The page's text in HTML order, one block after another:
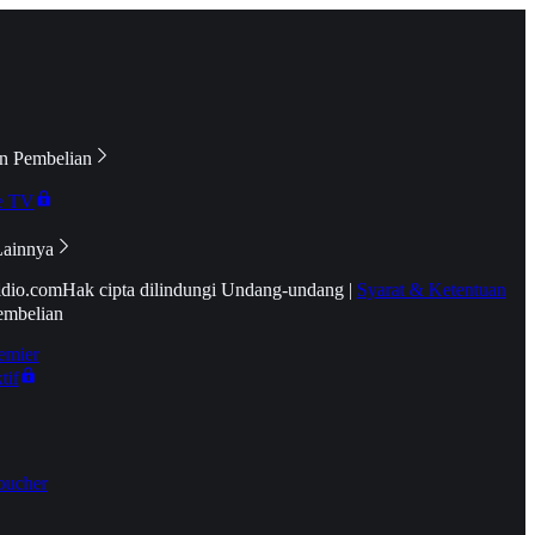
Pembelian
TV
Hak cipta dilindungi Undang-undang | Syarat & Ketentuan